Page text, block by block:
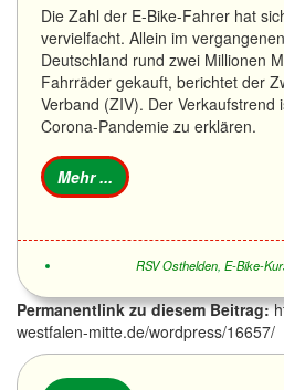
Die Zahl der E-Bike-Fahrer hat
vervielfacht. Allein im
Deutschland rund zwei Millionen
Fahrräder gekauft, berichtet der
Verband (ZIV). Der Verkaufstrend
Corona-Pandemie zu erklären.
RSV Osthelden, E-Bike-
Permanentlink zu diesem Beitrag:
westfalen-mitte.de/wordpress/16657/